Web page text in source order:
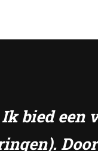
bied een